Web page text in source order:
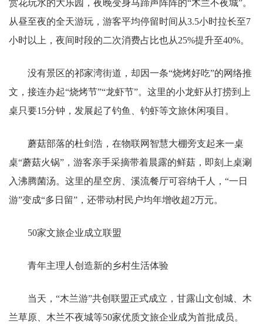
赏花玩水的大乐园，夜晚变身马蹄声阵阵的“木兰不夜城”。
从昼至夜的全天游玩，游客平均停留时间从3.5小时拉长至7
小时以上，夜间时段的二次消费占比也从25%提升至40%。
没有景区的祁家湾街道，却因一条“烧烤好吃”的网络推
文，接连办起“烧烤节”“龙虾节”。这里的小龙虾从打捞到上
桌只要15分钟，发展起了钓鱼、钓虾等文旅休闲项目。
蘑菇部落的杜剑浩，在物联网智慧大棚旁支起来一桌
桌“蘑菇火锅”，游客亲手采摘带着晨露的鲜菇，即刻上桌涮
入沸腾菌汤。这里的星空房、溪流餐厅可容纳千人，“一日
游”变成“多日留”，还带动村民户均年增收超2万元。
50家文旅企业成立联盟
青年主理人创造新的乡村生活体验
当天，“木兰游”共创联盟正式成立，甘露山文创城、木
兰草原、木兰不夜城等50家优质文旅企业成为首批成员。